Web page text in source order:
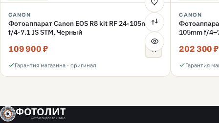
CANON
Фотоаппарат Canon EOS R8 kit RF 24-105mm
f/4-7.1 IS STM, Черный
109 900 ₽
Гарантия магазина · оригинал
CANON
105mm f/
202 300 ₽
Гарантия
ФОТОЛИТ
Фото и видео техника